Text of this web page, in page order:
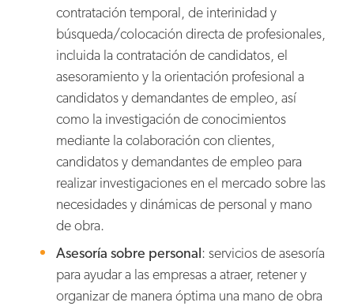
contratación temporal, de interinidad y
búsqueda/colocación directa de profesionales,
incluida la contratación de candidatos, el
asesoramiento y la orientación profesional a
candidatos y demandantes de empleo, así
como la investigación de conocimientos
mediante la colaboración con clientes,
candidatos y demandantes de empleo para
realizar investigaciones en el mercado sobre las
necesidades y dinámicas de personal y mano
de obra.
Asesoría sobre personal: servicios de asesoría
para ayudar a las empresas a atraer, retener y
organizar de manera óptima una mano de obra